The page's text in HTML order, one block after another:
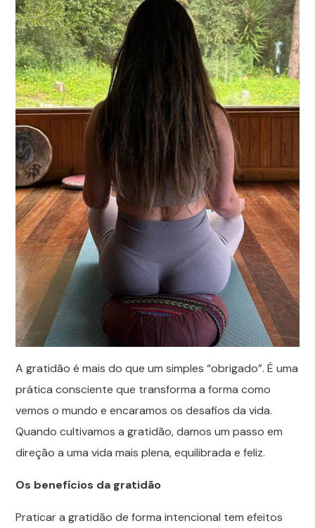
A gratidão é mais do que um simples “obrigado”. É uma
prática consciente que transforma a forma como
vemos o mundo e encaramos os desafios da vida.
Quando cultivamos a gratidão, damos um passo em
direção a uma vida mais plena, equilibrada e feliz.
Os benefícios da gratidão
Praticar a gratidão de forma intencional tem efeitos